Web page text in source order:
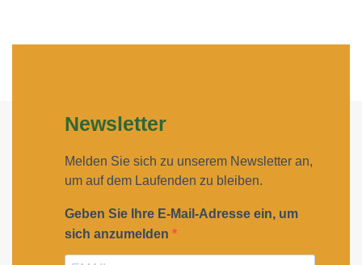
Newsletter
Melden Sie sich zu unserem Newsletter an,
um auf dem Laufenden zu bleiben.
Geben Sie Ihre E-Mail-Adresse ein, um
sich anzumelden